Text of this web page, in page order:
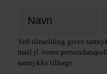
Ved tilmelding gives
mail jf. vores
samtykke tilbage.